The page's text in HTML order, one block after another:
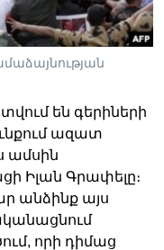
են գերիների
ազատ
ամսին
Իլան Գրափելը։
անձինք այս
որի դիմաց